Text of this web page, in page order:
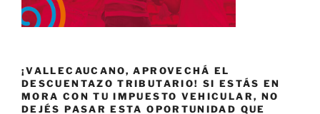
¡VALLECAUCANO, APROVECHÁ EL
DESCUENTAZO TRIBUTARIO! SI ESTÁS EN
MORA CON TU IMPUESTO VEHICULAR, NO
DEJÉS PASAR ESTA OPORTUNIDAD QUE